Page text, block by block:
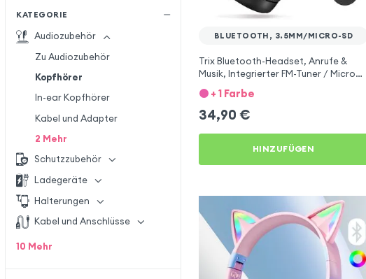
KATEGORIE
Audiozubehör
Zu Audiozubehör
Kopfhörer
In-ear Kopfhörer
Kabel und Adapter
2 Mehr
Schutzzubehör
Ladegeräte
Halterungen
Kabel und Anschlüsse
10 Mehr
BLUETOOTH, 3.5MM/MICRO-SD
Trix Bluetooth-Headset, Anrufe &
Musik, Integrierter FM-Tuner / Micro
SD-Anschluss, Swissten – Schwarz
+ 1 Farbe
34,90 €
HINZUFÜGEN